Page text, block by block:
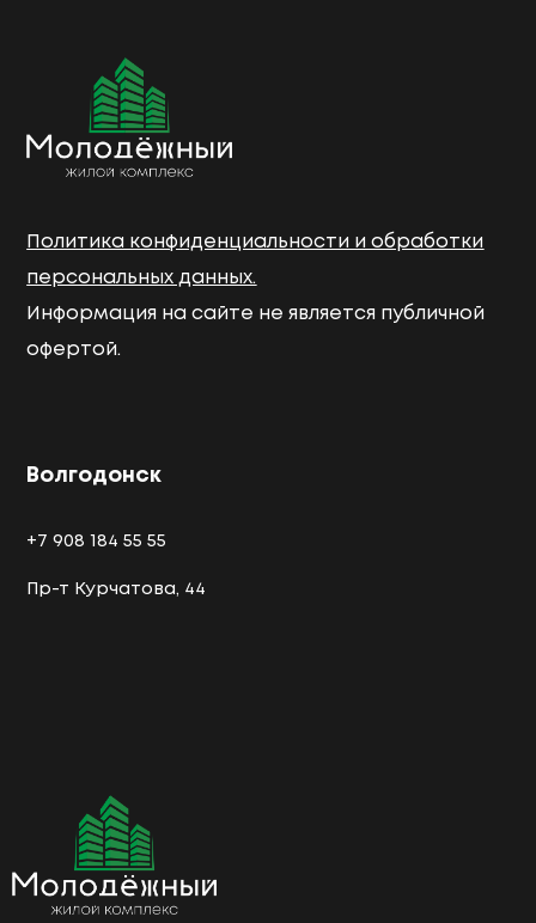
Политика конфиденциальности и обработки
персональных данных.
Информация на сайте не является публичной
офертой.
Волгодонск
+7 908 184 55 55
Пр-т Курчатова, 44